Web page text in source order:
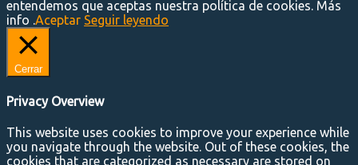
entendemos que aceptas nuestra política de cookies. Más
info . Aceptar Seguir leyendo
Cerrar
Privacy Overview
This website uses cookies to improve your experience while
you navigate through the website. Out of these cookies, the
cookies that are categorized as necessary are stored on